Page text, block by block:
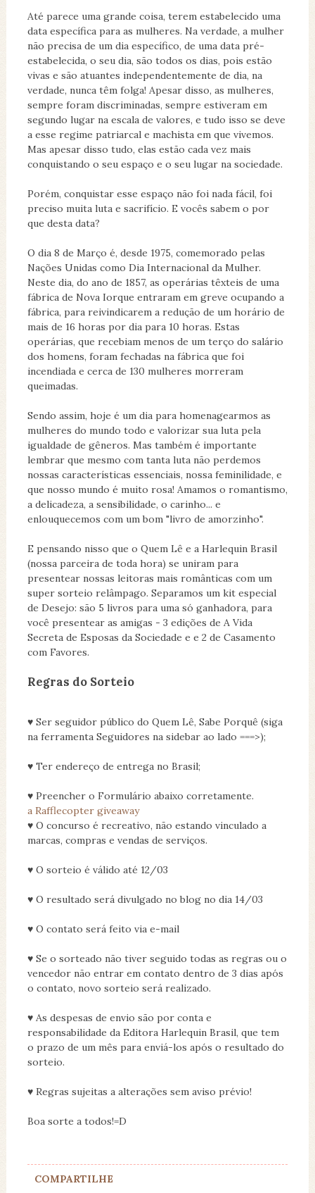
Até parece uma grande coisa, terem estabelecido uma
data específica para as mulheres. Na verdade, a mulher
não precisa de um dia específico, de uma data pré-
estabelecida, o seu dia, são todos os dias, pois estão
vivas e são atuantes independentemente de dia, na
verdade, nunca têm folga! Apesar disso, as mulheres,
sempre foram discriminadas, sempre estiveram em
segundo lugar na escala de valores, e tudo isso se deve
a esse regime patriarcal e machista em que vivemos.
Mas apesar disso tudo, elas estão cada vez mais
conquistando o seu espaço e o seu lugar na sociedade.
Porém, conquistar esse espaço não foi nada fácil, foi
preciso muita luta e sacrifício. E vocês sabem o por
que desta data?
O dia 8 de Março é, desde 1975, comemorado pelas
Nações Unidas como Dia Internacional da Mulher.
Neste dia, do ano de 1857, as operárias têxteis de uma
fábrica de Nova Iorque entraram em greve ocupando a
fábrica, para reivindicarem a redução de um horário de
mais de 16 horas por dia para 10 horas. Estas
operárias, que recebiam menos de um terço do salário
dos homens, foram fechadas na fábrica que foi
incendiada e cerca de 130 mulheres morreram
queimadas.
Sendo assim, hoje é um dia para homenagearmos as
mulheres do mundo todo e valorizar sua luta pela
igualdade de gêneros. Mas também é importante
lembrar que mesmo com tanta luta não perdemos
nossas características essenciais, nossa feminilidade, e
que nosso mundo é muito rosa! Amamos o romantismo,
a delicadeza, a sensibilidade, o carinho... e
enlouquecemos com um bom "livro de amorzinho".
E pensando nisso que o Quem Lê e a Harlequin Brasil
(nossa parceira de toda hora) se uniram para
presentear nossas leitoras mais românticas com um
super sorteio relâmpago. Separamos um kit especial
de Desejo: são 5 livros para uma só ganhadora, para
você presentear as amigas - 3 edições de A Vida
Secreta de Esposas da Sociedade e e 2 de Casamento
com Favores.
Regras do Sorteio
♥ Ser seguidor público do Quem Lê, Sabe Porquê (siga
na ferramenta Seguidores na sidebar ao lado ===>);
♥ Ter endereço de entrega no Brasil;
♥ Preencher o Formulário abaixo corretamente.
a Rafflecopter giveaway
♥ O concurso é recreativo, não estando vinculado a
marcas, compras e vendas de serviços.
♥ O sorteio é válido até 12/03
♥ O resultado será divulgado no blog no dia 14/03
♥ O contato será feito via e-mail
♥ Se o sorteado não tiver seguido todas as regras ou o
vencedor não entrar em contato dentro de 3 dias após
o contato, novo sorteio será realizado.
♥ As despesas de envio são por conta e
responsabilidade da Editora Harlequin Brasil, que tem
o prazo de um mês para enviá-los após o resultado do
sorteio.
♥ Regras sujeitas a alterações sem aviso prévio!
Boa sorte a todos!=D
COMPARTILHE